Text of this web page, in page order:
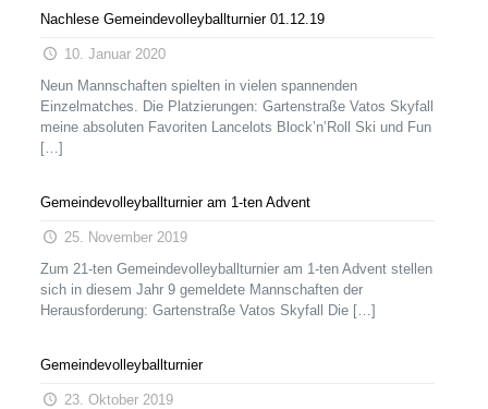
Nachlese Gemeindevolleyballturnier 01.12.19
10. Januar 2020
Neun Mannschaften spielten in vielen spannenden
Einzelmatches. Die Platzierungen: Gartenstraße Vatos Skyfall
meine absoluten Favoriten Lancelots Block’n’Roll Ski und Fun
[…]
Gemeindevolleyballturnier am 1-ten Advent
25. November 2019
Zum 21-ten Gemeindevolleyballturnier am 1-ten Advent stellen
sich in diesem Jahr 9 gemeldete Mannschaften der
Herausforderung: Gartenstraße Vatos Skyfall Die[…]
Gemeindevolleyballturnier
23. Oktober 2019